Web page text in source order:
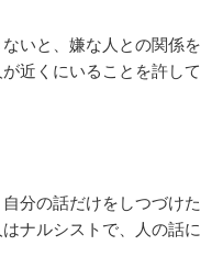
いと、嫌な人との関係を
近くにいることを許して
分の話だけをしつづけた
ナルシストで、人の話に